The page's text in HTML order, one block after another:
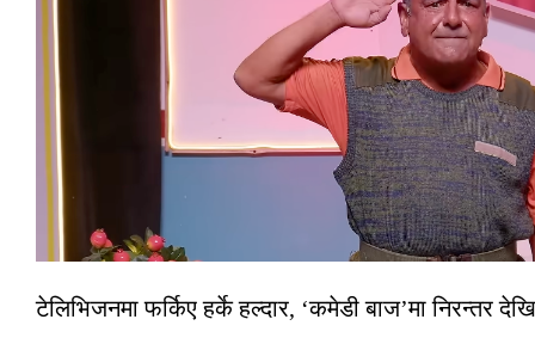
टेलिभिजनमा फर्किए हर्के हल्दार, ‘कमेडी बाज’मा निरन्तर